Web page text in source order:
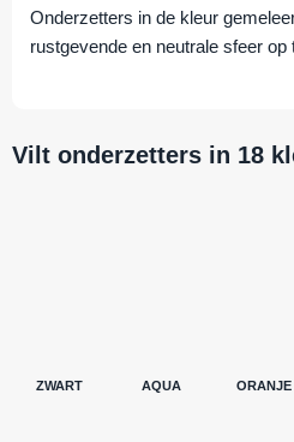
Onderzetters in de kleur
rustgevende en neutrale sfeer op
Vilt onderzetters in 18
ZWART AQUA ORANJE